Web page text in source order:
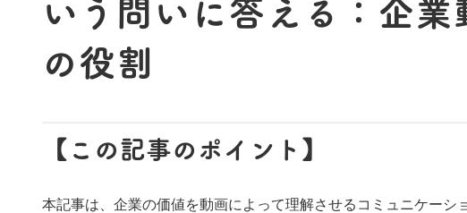
いう問いに答える：企
の役割
【この記事のポイント】
本記事は、企業の価値を動画によって理解させるコミュニケー